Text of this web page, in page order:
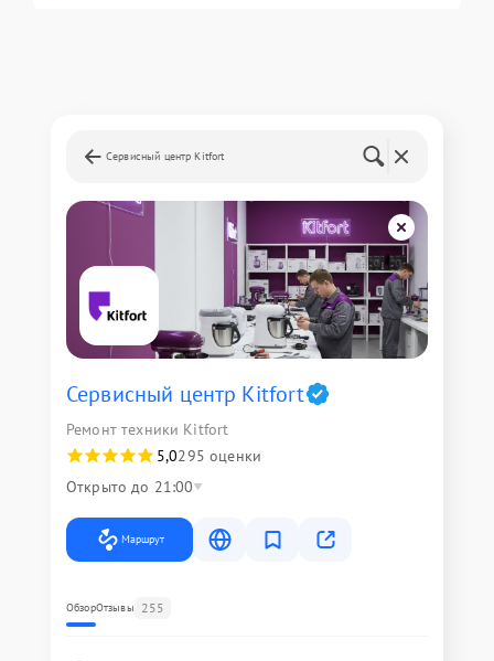
Сервисный центр Kitfort
Сервисный центр Kitfort
Ремонт техники Kitfort
5,0295 оценки
Открыто до 21:00
Маршрут
ОбзорОтзывы 255